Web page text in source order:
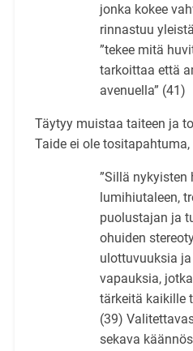
jonka kokee
rinnastuu
”tekee mitä
tarkoittaa että
avenuella” (41)
Täytyy muistaa taiteen ja
Taide ei ole
”Sillä nykyisten
lumihiutaleen,
puolustajan ja
ohuiden
ulottuvuuksia
vapauksia,
tärkeitä kaikille
(39)
sekava